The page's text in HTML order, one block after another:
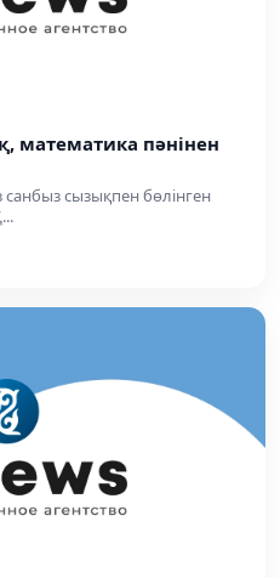
математика пәнінен
сызықпен бөлінген